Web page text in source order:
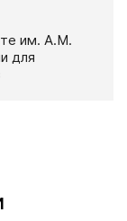
им. А.М.
для